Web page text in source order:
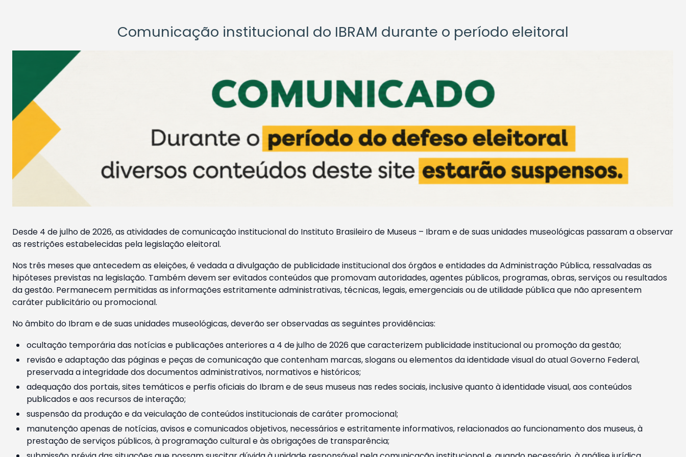
Comunicação institucional do IBRAM durante o período eleitoral
Desde 4 de julho de 2026, as atividades de comunicação institucional do Instituto Brasileiro de Museus – Ibram e de suas unidades museológicas passaram a observar
as restrições estabelecidas pela legislação eleitoral.
Nos três meses que antecedem as eleições, é vedada a divulgação de publicidade institucional dos órgãos e entidades da Administração Pública, ressalvadas as
hipóteses previstas na legislação. Também devem ser evitados conteúdos que promovam autoridades, agentes públicos, programas, obras, serviços ou resultados
da gestão. Permanecem permitidas as informações estritamente administrativas, técnicas, legais, emergenciais ou de utilidade pública que não apresentem
caráter publicitário ou promocional.
No âmbito do Ibram e de suas unidades museológicas, deverão ser observadas as seguintes providências:
ocultação temporária das notícias e publicações anteriores a 4 de julho de 2026 que caracterizem publicidade institucional ou promoção da gestão;
revisão e adaptação das páginas e peças de comunicação que contenham marcas, slogans ou elementos da identidade visual do atual Governo Federal,
preservada a integridade dos documentos administrativos, normativos e históricos;
adequação dos portais, sites temáticos e perfis oficiais do Ibram e de seus museus nas redes sociais, inclusive quanto à identidade visual, aos conteúdos
publicados e aos recursos de interação;
suspensão da produção e da veiculação de conteúdos institucionais de caráter promocional;
manutenção apenas de notícias, avisos e comunicados objetivos, necessários e estritamente informativos, relacionados ao funcionamento dos museus, à
prestação de serviços públicos, à programação cultural e às obrigações de transparência;